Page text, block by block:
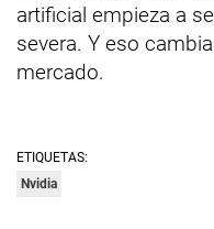
artificial empieza a
severa. Y eso
mercado.
ETIQUETAS:
Nvidia